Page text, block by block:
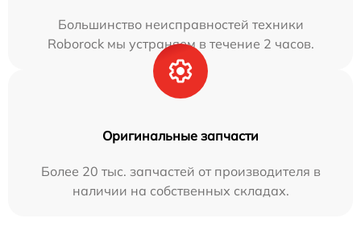
Большинство неисправностей техники
Roborock мы устраняем в течение 2 часов.
Оригинальные запчасти
Более 20 тыс. запчастей от производителя в
наличии на собственных складах.